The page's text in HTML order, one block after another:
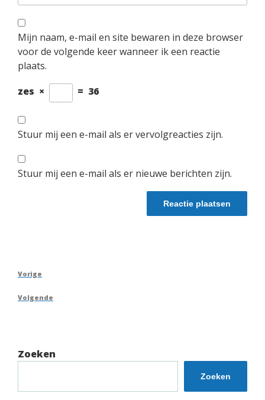
Mijn naam, e-mail en site bewaren in deze browser
voor de volgende keer wanneer ik een reactie
plaats.
zes × = 36
Stuur mij een e-mail als er vervolgreacties zijn.
Stuur mij een e-mail als er nieuwe berichten zijn.
Berichtnavigatie
Vorig
Vorige
Volgend
Volgende
Zoeken
Zoeken